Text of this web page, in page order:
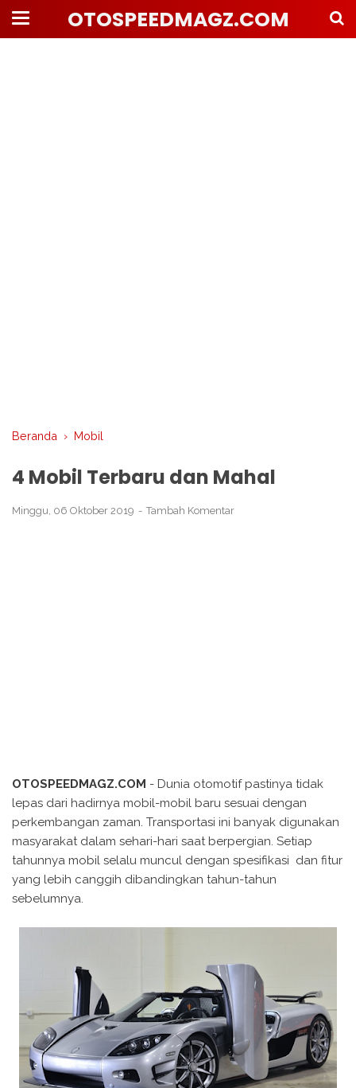
OTOSPEEDMAGZ.COM
Beranda › Mobil
4 Mobil Terbaru dan Mahal
Minggu, 06 Oktober 2019 Tambah Komentar
OTOSPEEDMAGZ.COM - Dunia otomotif pastinya tidak
lepas dari hadirnya mobil-mobil baru sesuai dengan
perkembangan zaman. Transportasi ini banyak digunakan
masyarakat dalam sehari-hari saat berpergian. Setiap
tahunnya mobil selalu muncul dengan spesifikasi dan fitur
yang lebih canggih dibandingkan tahun-tahun
sebelumnya.